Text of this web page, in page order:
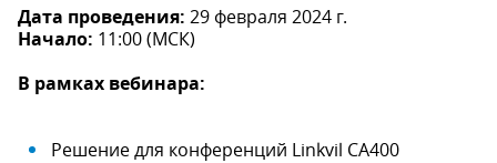
Дата проведения: 29 февраля 2024 г.
Начало: 11:00 (МСК)
В рамках вебинара:
Решение для конференций Linkvil CA400